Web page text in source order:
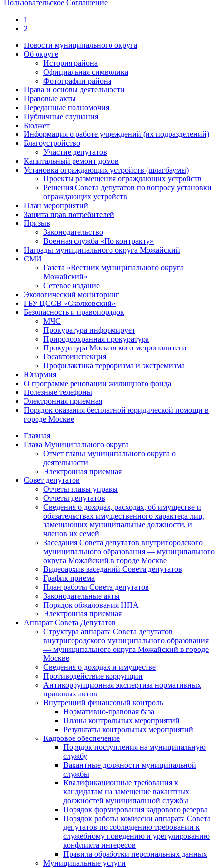
Пользовательское Соглашение
1
2
Новости муниципального округа
Об округе
История района
Официальная символика
Фотографии района
Права и основы деятельности
Правовые акты
Переданные полномочия
Публичные слушания
Бюджет
Информация о работе учреждений (их подразделений)
Благоустройство
Участие депутатов
Капитальный ремонт домов
Установка ограждающих устройств (шлагбаумы)
Проекты размещения ограждающих устройств
Решения Совета депутатов по вопросу установки
ограждающих устройств
План мероприятий
Защита прав потребителей
Призыв
Законодательство
Военная служба «По контракту»
Награды муниципального округа Можайский
СМИ
Газета «Вестник муниципального округа
Можайский»
Сетевое издание
Экологический мониторинг
ГБУ ЦССВ «Сколковский»
Безопасность и правопорядок
МЧС
Прокуратура информирует
Природоохранная прокуратура
Прокуратура Московского метрополитена
Госавтоинспекция
Профилактика терроризма и экстремизма
Юнармия
О программе реновации жилищного фонда
Полезные телефоны
Электронная приемная
Порядок оказания бесплатной юридической помощи в
городе Москве
Главная
Глава Муниципального округа
Отчет главы муниципального округа о
деятельности
Электронная приемная
Совет депутатов
Отчеты главы управы
Отчеты депутатов
Сведения о доходах, расходах, об имуществе и
обязательствах имущественного характера лиц,
замещающих муниципальные должности, и
членов их семей
Заседания Совета депутатов внутригородского
муниципального образования — муниципального
округа Можайский в городе Москве
Видеоархив заседаний Совета депутатов
График приема
План работы Совета депутатов
Законодательные акты
Порядок обжалования НПА
Электронная приемная
Аппарат Совета Депутатов
Структура аппарата Совета депутатов
внутригородского муниципального образования
— муниципального округа Можайский в городе
Москве
Сведения о доходах и имуществе
Противодействие коррупции
Антикоррупционная экспертиза нормативных
правовых актов
Внутренний финансовый контроль
Нормативно-правовая база
Планы контрольных мероприятий
Результаты контрольных мероприятий
Кадровое обеспечение
Порядок поступления на муниципальную
службу
Вакантные должности муниципальной
службы
Квалификационные требования к
кандидатам на замещение вакантных
должностей муниципальной службы
Порядок формирования кадрового резерва
Порядок работы комиссии аппарата Совета
депутатов по соблюдению требований к
служебному поведению и урегулированию
конфликта интересов
Правила обработки персональных данных
Муниципальные услуги